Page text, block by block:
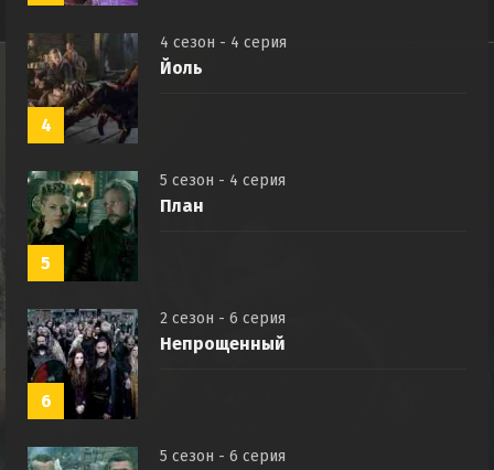
4
4 сезон - 4 серия
Йоль
5
5 сезон - 4 серия
План
6
2 сезон - 6 серия
Непрощенный
5 сезон - 6 серия